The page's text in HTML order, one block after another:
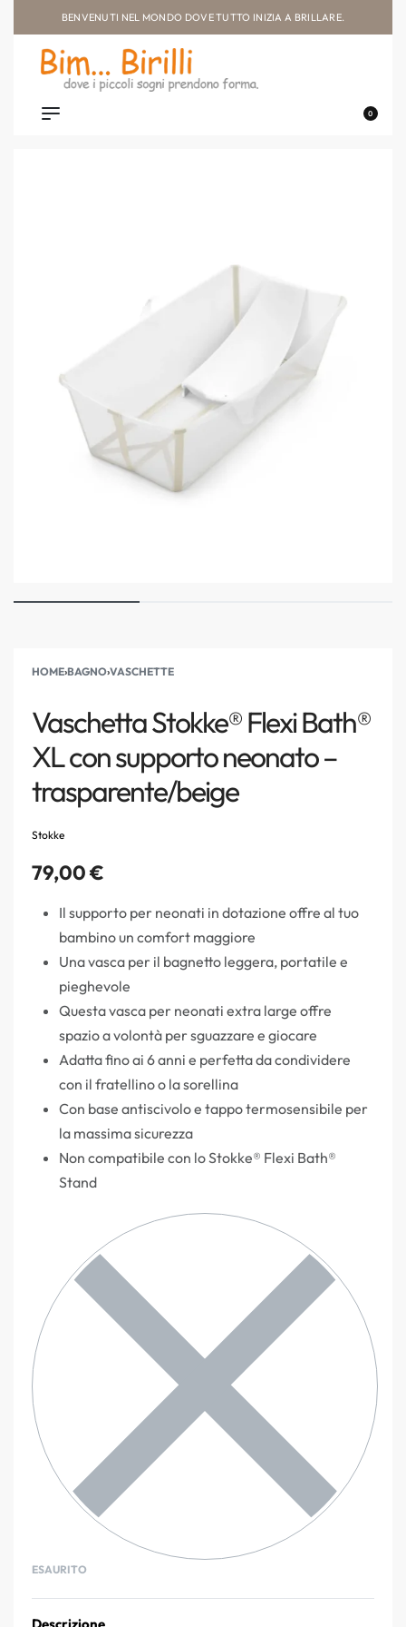
BENVENUTI NEL MONDO DOVE TUTTO INIZIA A BRILLARE.
0
HOME›BAGNO›VASCHETTE
Vaschetta Stokke® Flexi Bath®
XL con supporto neonato –
trasparente/beige
Stokke
79,00€
Il supporto per neonati in dotazione offre al tuo
bambino un comfort maggiore
Una vasca per il bagnetto leggera, portatile e
pieghevole
Questa vasca per neonati extra large offre
spazio a volontà per sguazzare e giocare
Adatta fino ai 6 anni e perfetta da condividere
con il fratellino o la sorellina
Con base antiscivolo e tappo termosensibile per
la massima sicurezza
Non compatibile con lo Stokke® Flexi Bath®
Stand
ESAURITO
Descrizione